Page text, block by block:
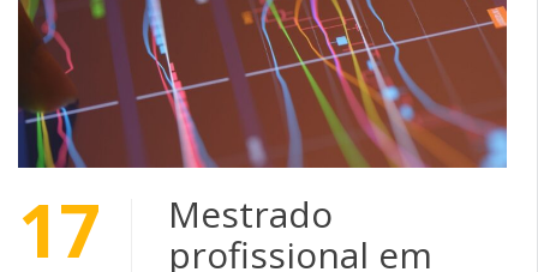
17
Mestrado
profissional em